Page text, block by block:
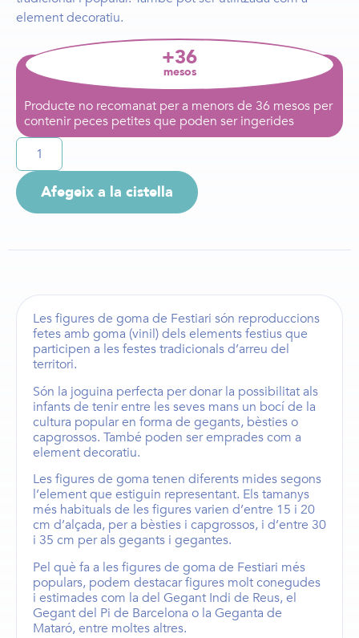
element decoratiu.
+36
mesos
Producte no recomanat per a menors de 36 mesos per
contenir peces petites que poden ser ingerides
Afegeix a la cistella
Lesfigures de goma de Festiari són reproduccions
fetes amb goma (vinil) dels elements festius que
participen a les festes tradicionals d’arreu del
territori.
Són la joguina perfecta per donar la possibilitat als
infants de tenir entre les seves mans un bocí de la
cultura popular en forma de gegants, bèstieso
capgrossos. També poden ser emprades com a
element decoratiu.
Lesfigures de goma tenen diferents mides segons
l’element que estiguin representant. Elstamanys
més habituals de les figuresvarien d’entre 15 i 20
cm d’alçada, per a bèsties i capgrossos, i d’entre 30
i 35 cm per alsgegants i gegantes.
Pel què fa a les figures de goma de Festiari més
populars, podem destacar figures molt conegudes
i estimades com la del Gegant Indi de Reus, el
Gegant del Pi de Barcelona o la Geganta de
Mataró, entre moltes altres.